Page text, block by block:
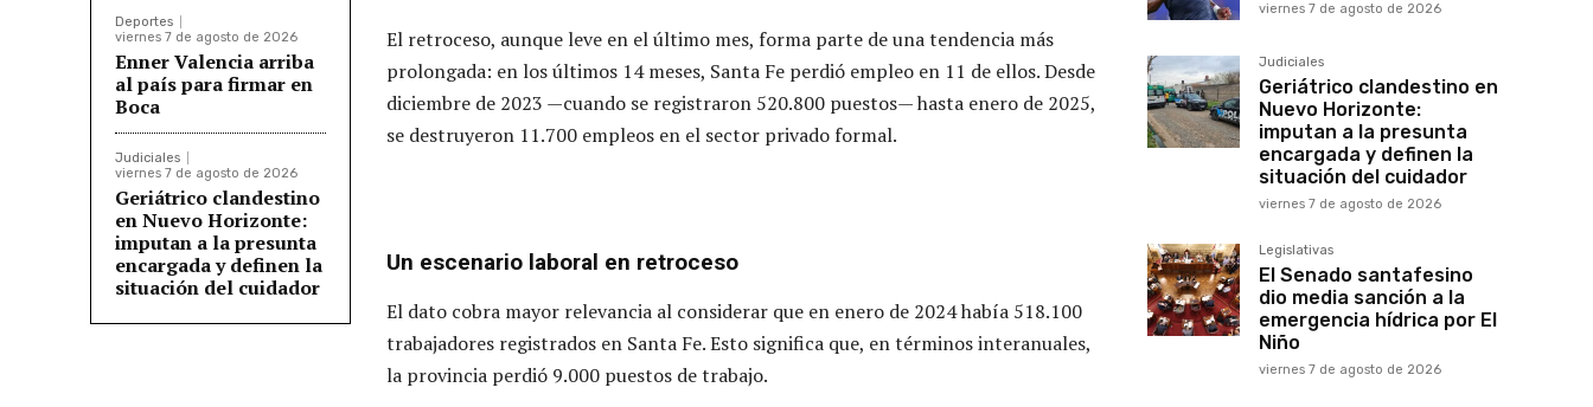
Deportes
viernes 7 de agosto de 2026
Enner Valencia arriba
al país para firmar en
Boca
Judiciales
viernes 7 de agosto de 2026
Geriátrico clandestino
en Nuevo Horizonte:
imputan a la presunta
encargada y definen la
situación del cuidador
El retroceso, aunque leve en el último mes, forma parte de una tendencia más
prolongada: en los últimos 14 meses, Santa Fe perdió empleo en 11 de ellos. Desde
diciembre de 2023 —cuando se registraron 520.800 puestos— hasta enero de 2025,
se destruyeron 11.700 empleos en el sector privado formal.
Un escenario laboral en retroceso
El dato cobra mayor relevancia al considerar que en enero de 2024 había 518.100
trabajadores registrados en Santa Fe. Esto significa que, en términos interanuales,
la provincia perdió 9.000 puestos de trabajo.
viernes 7 de agosto de 2026
Judiciales
Geriátrico clandestino en
Nuevo Horizonte:
imputan a la presunta
encargada y definen la
situación del cuidador
viernes 7 de agosto de 2026
Legislativas
El Senado santafesino
dio media sanción a la
emergencia hídrica por El
Niño
viernes 7 de agosto de 2026